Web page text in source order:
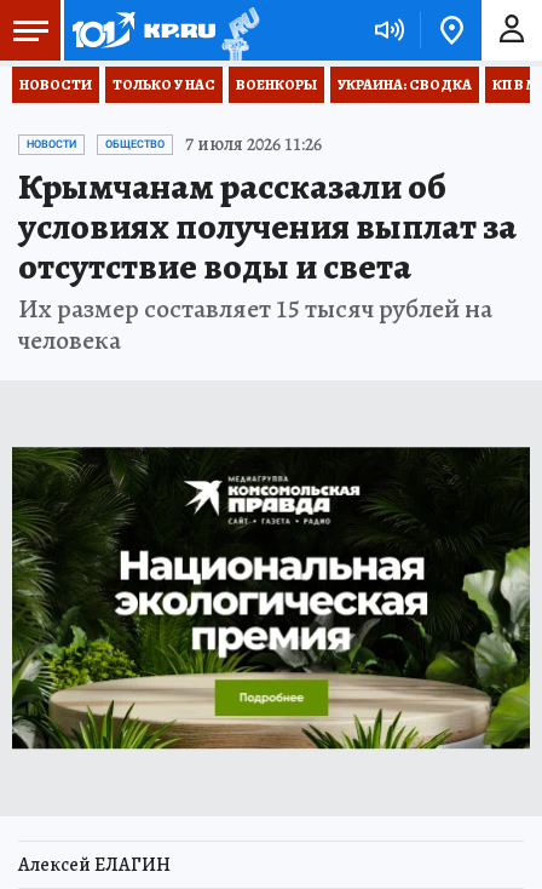
НОВОСТИ ТОЛЬКО У НАС ВОЕНКОРЫ УКРАИНА: СВОДКА КП В
НОВОСТИ ОБЩЕСТВО 7 июля 2026 11:26
Крымчанам рассказали об
условиях получения выплат за
отсутствие воды и света
Их размер составляет 15 тысяч рублей на
человека
Алексей ЕЛАГИН